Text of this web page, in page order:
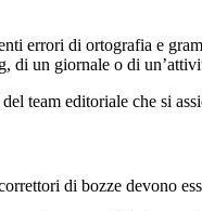
errori di ortografia e
di un giornale o di
team editoriale che si
di bozze devono